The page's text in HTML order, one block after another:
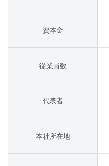
資本金
従業員数
代表者
本社所在地